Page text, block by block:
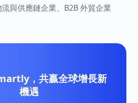
與供應鏈企業、B2B 外貿企業
，共贏全球增長新
機遇